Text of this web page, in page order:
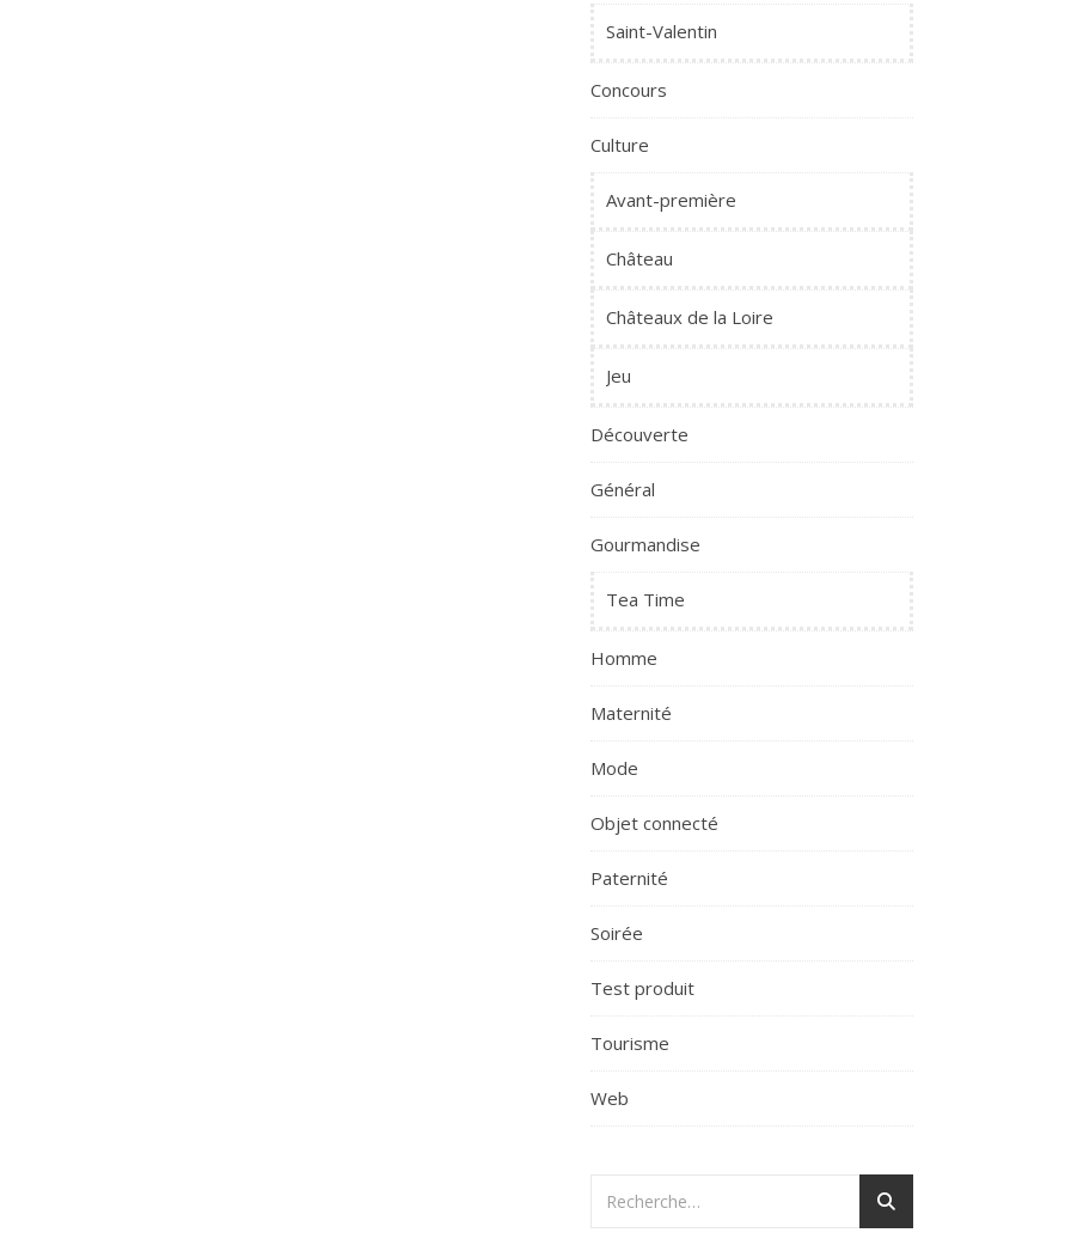
Saint-Valentin
Concours
Culture
Avant-première
Château
Châteaux de la Loire
Jeu
Découverte
Général
Gourmandise
Tea Time
Homme
Maternité
Mode
Objet connecté
Paternité
Soirée
Test produit
Tourisme
Web